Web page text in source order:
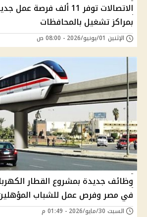
الاتصالات توفر 11 ألف
بمراكز تشغيل بالمحافظات
الإثنين 01/يونيو/2026 - 08:00 ص
في مصر وفرص عمل للشباب
السبت 30/مايو/2026 - 01:49 م